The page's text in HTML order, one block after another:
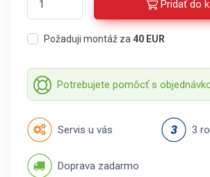
Pridať do
Požaduji montáž za 40 EUR
Potrebujete pomôcť s
Servis u vás 3
Doprava zadarmo